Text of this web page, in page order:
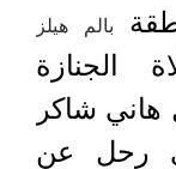
بالم هيلز
الجنازة
هاني شاكر
رحل عن